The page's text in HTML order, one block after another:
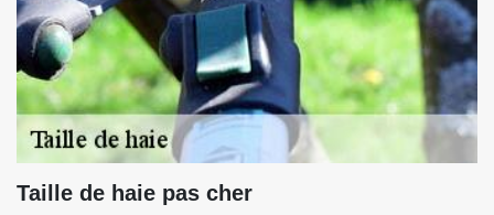
Taille de haie pas cher